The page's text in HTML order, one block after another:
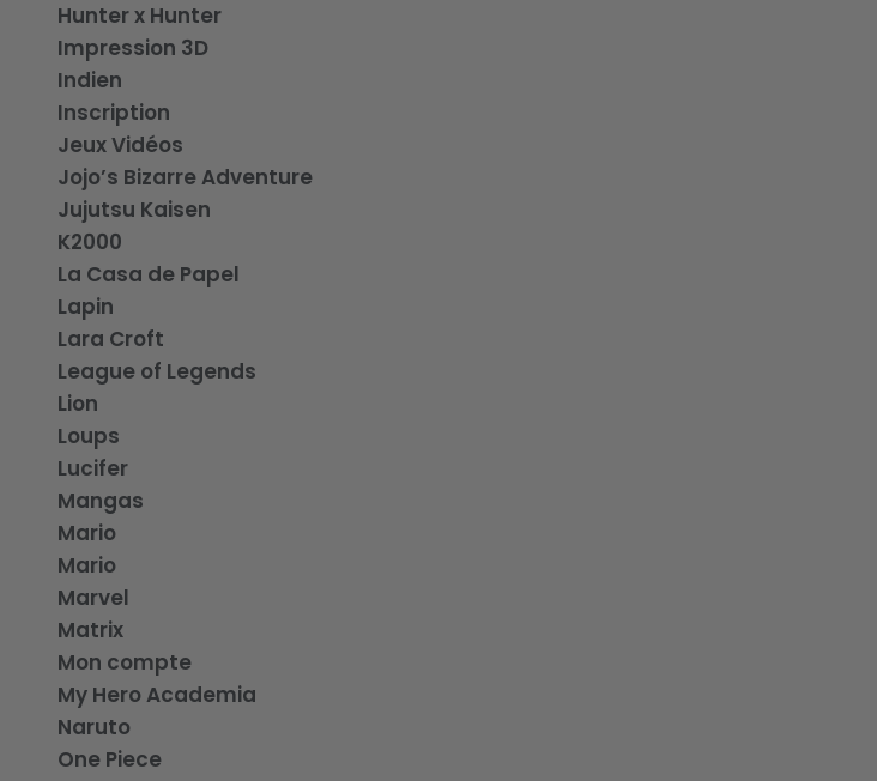
Hunter x Hunter
Impression 3D
Indien
Inscription
Jeux Vidéos
Jojo’s Bizarre Adventure
Jujutsu Kaisen
K2000
La Casa de Papel
Lapin
Lara Croft
League of Legends
Lion
Loups
Lucifer
Mangas
Mario
Mario
Marvel
Matrix
Mon compte
My Hero Academia
Naruto
One Piece